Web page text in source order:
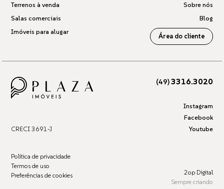
Terrenos à venda
Salas comerciais
Imóveis para alugar
Sobre nós
Blog
Área do cliente
CRECI 3691-J
(49)3316.3020
Instagram
Facebook
Youtube
Política de privacidade
Termos de uso
Preferências de cookies
2op Digital
Sempre criando